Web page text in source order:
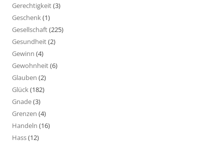
Gerechtigkeit(3)
Geschenk(1)
Gesellschaft(225)
Gesundheit(2)
Gewinn (4)
Gewohnheit(6)
Glauben (2)
Glück(182)
Gnade(3)
Grenzen (4)
Handeln (16)
Hass(12)